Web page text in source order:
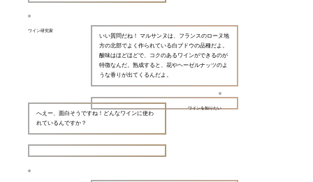
ワイン研究家
いい質問だね！ マルサンヌは、フランスのローヌ地
方の北部でよく作られている白ブドウの品種だよ。
酸味はほどほどで、コクのあるワインができるのが
特徴なんだ。熟成すると、花やヘーゼルナッツのよ
うな香りが出てくるんだよ。
ワインを知りたい
へえー、面白そうですね！どんなワインに使わ
れているんですか？